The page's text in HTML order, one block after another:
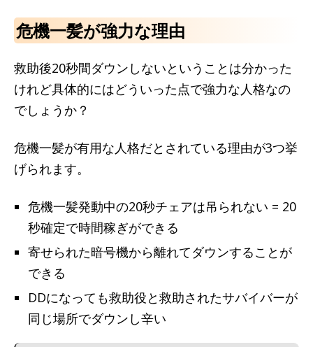
危機一髪が強力な理由
救助後20秒間ダウンしないということは分かった
けれど具体的にはどういった点で強力な人格なの
でしょうか？
危機一髪が有用な人格だとされている理由が3つ挙
げられます。
危機一髪発動中の20秒チェアは吊られない = 20
秒確定で時間稼ぎができる
寄せられた暗号機から離れてダウンすることが
できる
DDになっても救助役と救助されたサバイバーが
同じ場所でダウンし辛い